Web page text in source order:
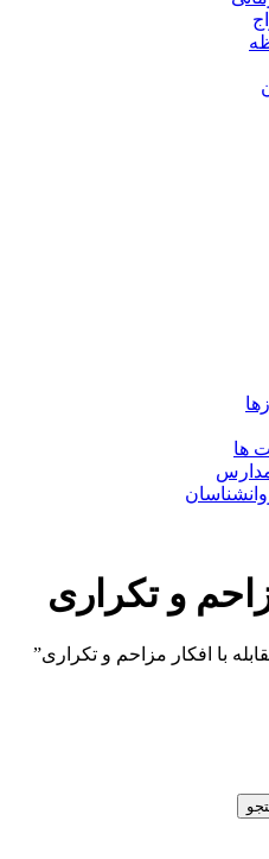
ها
و تکراری
با افکار مزاحم و تکراری”